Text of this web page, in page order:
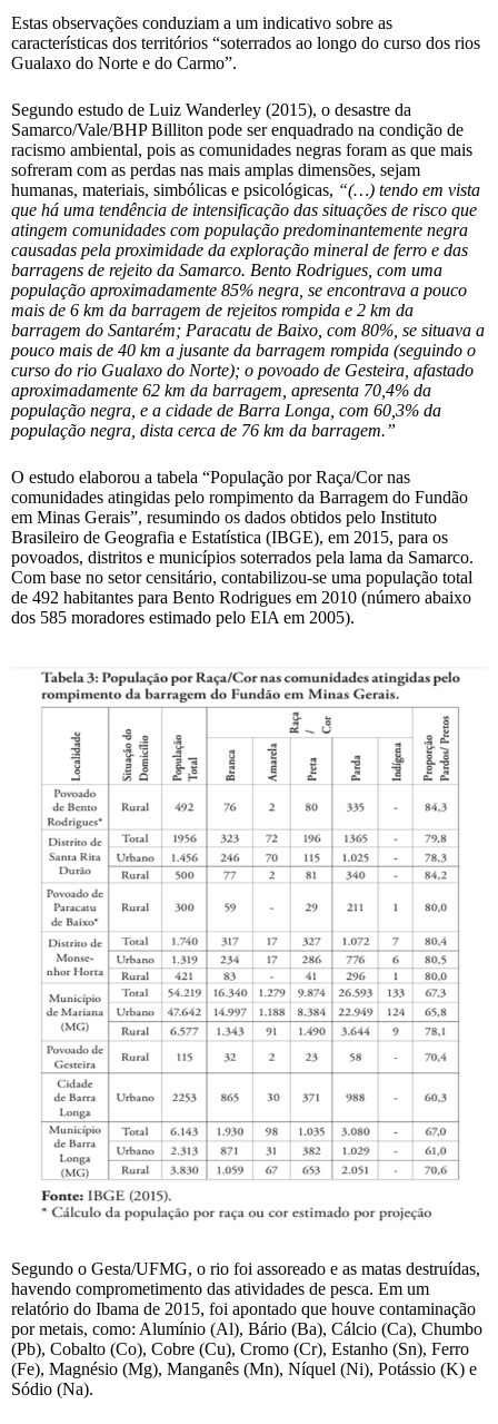
Estas observações conduziam a um indicativo sobre as
características dos territórios “soterrados ao longo do curso dos rios
Gualaxo do Norte e do Carmo”.
Segundo estudo de Luiz Wanderley (2015), o desastre da
Samarco/Vale/BHP Billiton pode ser enquadrado na condição de
racismo ambiental, pois as comunidades negras foram as que mais
sofreram com as perdas nas mais amplas dimensões, sejam
humanas, materiais, simbólicas e psicológicas, “(…) tendo em vista
que há uma tendência de intensificação das situações de risco que
atingem comunidades com população predominantemente negra
causadas pela proximidade da exploração mineral de ferro e das
barragens de rejeito da Samarco. Bento Rodrigues, com uma
população aproximadamente 85% negra, se encontrava a pouco
mais de 6 km da barragem de rejeitos rompida e 2 km da
barragem do Santarém; Paracatu de Baixo, com 80%, se situava a
pouco mais de 40 km a jusante da barragem rompida (seguindo o
curso do rio Gualaxo do Norte); o povoado de Gesteira, afastado
aproximadamente 62 km da barragem, apresenta 70,4% da
população negra, e a cidade de Barra Longa, com 60,3% da
população negra, dista cerca de 76 km da barragem.”
O estudo elaborou a tabela “População por Raça/Cor nas
comunidades atingidas pelo rompimento da Barragem do Fundão
em Minas Gerais”, resumindo os dados obtidos pelo Instituto
Brasileiro de Geografia e Estatística (IBGE), em 2015, para os
povoados, distritos e municípios soterrados pela lama da Samarco.
Com base no setor censitário, contabilizou-se uma população total
de 492 habitantes para Bento Rodrigues em 2010 (número abaixo
dos 585 moradores estimado pelo EIA em 2005).
Segundo o Gesta/UFMG, o rio foi assoreado e as matas destruídas,
havendo comprometimento das atividades de pesca. Em um
relatório do Ibama de 2015, foi apontado que houve contaminação
por metais, como: Alumínio (Al), Bário (Ba), Cálcio (Ca), Chumbo
(Pb), Cobalto (Co), Cobre (Cu), Cromo (Cr), Estanho (Sn), Ferro
(Fe), Magnésio (Mg), Manganês (Mn), Níquel (Ni), Potássio (K) e
Sódio (Na).